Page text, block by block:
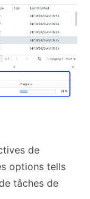
de
options tells
tâches de